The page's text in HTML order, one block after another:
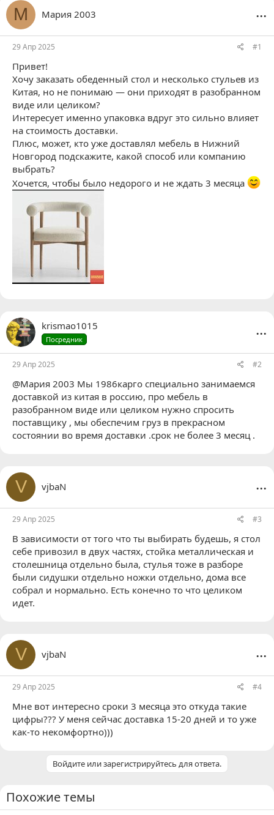
М Мария 2003 ...
29 Апр 2025 #1
Привет!
Хочу заказать обеденный стол и несколько стульев из
Китая, но не понимаю — они приходят в разобранном
виде или целиком?
Интересует именно упаковка вдруг это сильно влияет
на стоимость доставки.
Плюс, может, кто уже доставлял мебель в Нижний
Новгород подскажите, какой способ или компанию
выбрать?
Хочется, чтобы было недорого и не ждать 3 месяца
krismao1015
Посредник
...
29 Апр 2025 #2
@Мария 2003 Мы 1986карго специально занимаемся
доставкой из китая в россию, про мебель в
разобранном виде или целиком нужно спросить
поставщику , мы обеспечим груз в прекрасном
состоянии во время доставки .срок не более 3 месяц .
V vjbaN ...
29 Апр 2025 #3
В зависимости от того что ты выбирать будешь, я стол
себе привозил в двух частях, стойка металлическая и
столешница отдельно была, стулья тоже в разборе
были сидушки отдельно ножки отдельно, дома все
собрал и нормально. Есть конечно то что целиком
идет.
V vjbaN ...
29 Апр 2025 #4
Мне вот интересно сроки 3 месяца это откуда такие
цифры??? У меня сейчас доставка 15-20 дней и то уже
как-то некомфортно)))
Войдите или зарегистрируйтесь для ответа.
Похожие темы